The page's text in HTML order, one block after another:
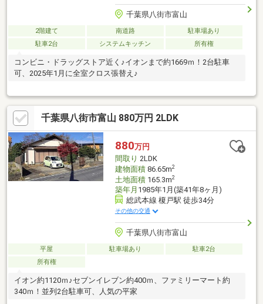
千葉県八街市富山
2階建て 南道路
駐車場あり
駐車2台
システムキッチン 所有権
コンビニ・ドラッグストア近く♪イオンまで約1669ｍ！2台駐車
可、2025年1月に全室クロス張替え♪
千葉県八街市富山 880万円 2LDK
880万円
間取り 2LDK
建物面積86.65m2
土地面積165.3m2
築年月 1985年1月(築41年8ヶ月)
総武本線 榎戸駅 徒歩34分
その他の交通
千葉県八街市富山
平屋 駐車場あり
駐車2台
所有権
イオン約1120ｍ♪セブンイレブン約400ｍ、ファミリーマート約
340ｍ！並列2台駐車可、人気の平家